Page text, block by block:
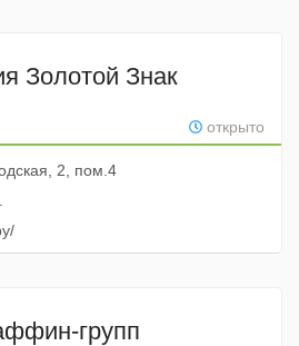
Золотой Знак
открыто
2, пом.4
групп